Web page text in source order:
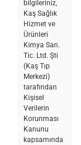
bilgileriniz,
Kaş Sağlık
Hizmet ve
Ürünleri
Kimya San.
Tic. Ltd. Şti
(Kaş Tıp
Merkezi)
tarafından
Kişisel
Verilerin
Korunması
Kanunu
kapsamında